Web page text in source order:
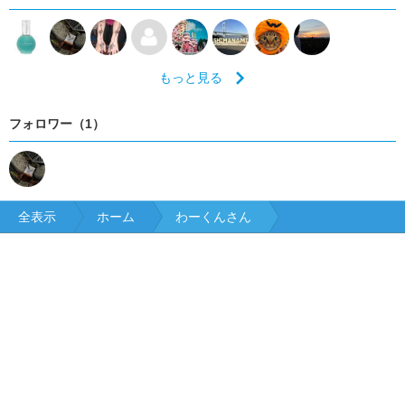
もっと見る
フォロワー（1）
全表示 ホーム わーくんさん